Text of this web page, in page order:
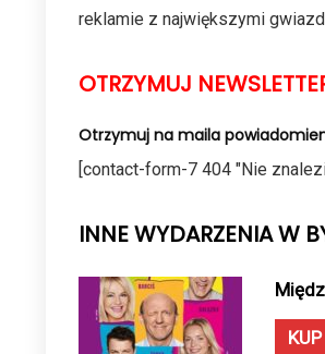
reklamie z największymi
OTRZYMUJ
Otrzymuj na maila
[contact-form-7 404 "Nie
INNE WYDARZENIA W